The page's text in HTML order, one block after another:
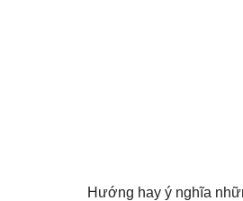
Hướng hay ý nghĩa